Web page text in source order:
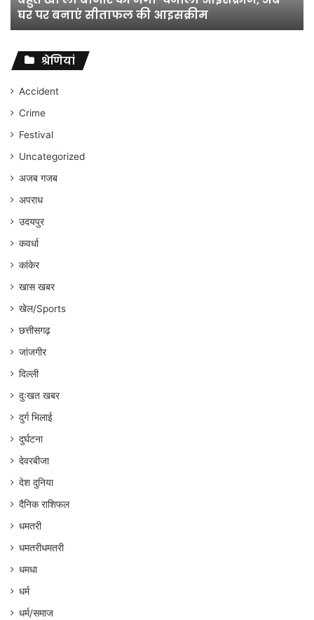
विवादों
संघर्ष
जारी
रहेगा
अंकित
गौरहा
विभाग के विवादों पर संघर्ष जारी रहेगा : अंकित गौरहा
श्रेणियां
Accident
Crime
Festival
Uncategorized
अजब गजब
अपराध
उदयपुर
कवर्धा
कांकेर
खास खबर
खेल/Sports
छत्तीसगढ़
जांजगीर
दिल्ली
दुःखत खबर
दुर्ग भिलाई
दुर्घटना
देवरबीजा
देश दुनिया
दैनिक राशिफल
धमतरी
धमतरीधमतरी
धमधा
धर्म
धर्म/समाज